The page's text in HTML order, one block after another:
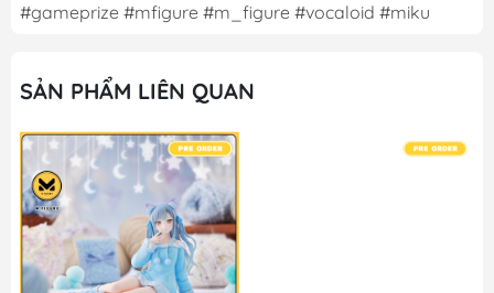
#gameprize #mfigure #m_figure #vocaloid #miku
SẢN PHẨM LIÊN QUAN